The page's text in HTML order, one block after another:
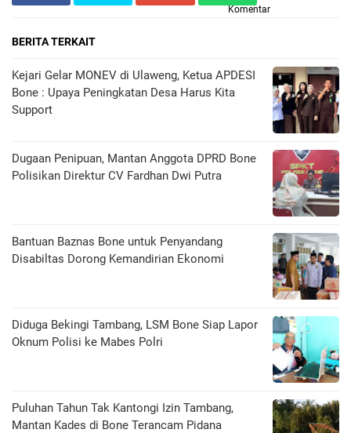
Komentar
BERITA TERKAIT
Kejari Gelar MONEV di Ulaweng, Ketua APDESI
Bone : Upaya Peningkatan Desa Harus Kita
Support
Dugaan Penipuan, Mantan Anggota DPRD Bone
Polisikan Direktur CV Fardhan Dwi Putra
Bantuan Baznas Bone untuk Penyandang
Disabiltas Dorong Kemandirian Ekonomi
Diduga Bekingi Tambang, LSM Bone Siap Lapor
Oknum Polisi ke Mabes Polri
Puluhan Tahun Tak Kantongi Izin Tambang,
Mantan Kades di Bone Terancam Pidana